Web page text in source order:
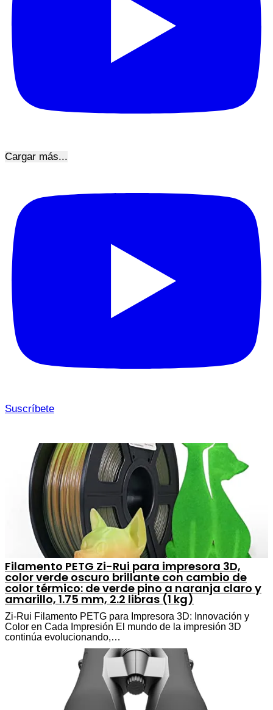
Cargar más...
Suscríbete
Filamento PETG Zi-Rui para impresora 3D,
color verde oscuro brillante con cambio de
color térmico: de verde pino a naranja claro y
amarillo, 1.75 mm, 2.2 libras (1 kg)
Zi-Rui Filamento PETG para Impresora 3D: Innovación y
Color en Cada Impresión El mundo de la impresión 3D
continúa evolucionando,…